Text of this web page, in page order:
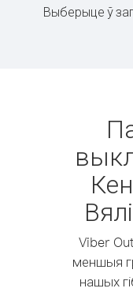
Выберыце ў
Viber
меншыя
нашых